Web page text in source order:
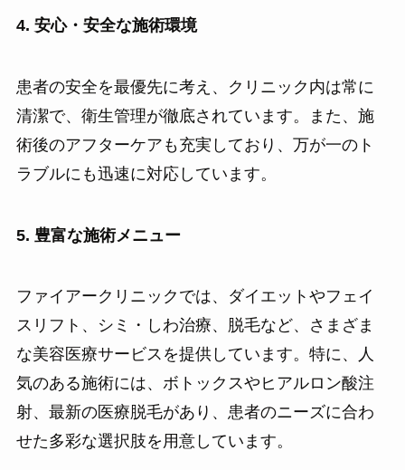
4. 安心・安全な施術環境
患者の安全を最優先に考え、クリニック内は常に
清潔で、衛生管理が徹底されています。また、施
術後のアフターケアも充実しており、万が一のト
ラブルにも迅速に対応しています。
5. 豊富な施術メニュー
ファイアークリニックでは、ダイエットやフェイ
スリフト、シミ・しわ治療、脱毛など、さまざま
な美容医療サービスを提供しています。特に、人
気のある施術には、ボトックスやヒアルロン酸注
射、最新の医療脱毛があり、患者のニーズに合わ
せた多彩な選択肢を用意しています。